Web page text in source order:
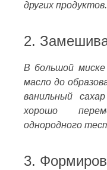
других продуктов.
2.
В большой
масло до
ванильный
хорошо
однородного
3.